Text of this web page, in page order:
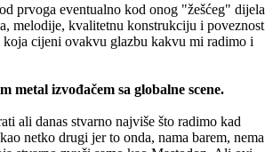
prvoga eventualno kod onog "žešćeg" dijela
melodije, kvalitetnu konstrukciju i poveznost
cijeni ovakvu glazbu kakvu mi radimo i
metal izvođačem sa globalne scene.
ali danas stvarno najviše što radimo kad
netko drugi jer to onda, nama barem, nema